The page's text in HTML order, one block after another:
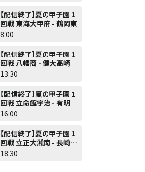
【配信終了】夏の甲子園 1
回戦 東海大甲府 - 鶴岡東
8:00
【配信終了】夏の甲子園 1
回戦 八幡商 - 健大高崎
13:30
【配信終了】夏の甲子園 1
回戦 立命館宇治 - 有明
16:00
【配信終了】夏の甲子園 1
回戦 立正大淞南 - 長崎日
大
18:30